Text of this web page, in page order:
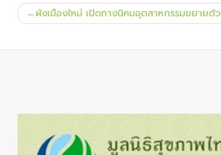
แนะแนว
เรื่อง
ผังเมืองใหม่ เปิดทางนิคมอุตสาหกรรมขยายตัว